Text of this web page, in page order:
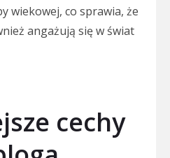
wiekowej, co sprawia, że
angażują się w świat
cechy